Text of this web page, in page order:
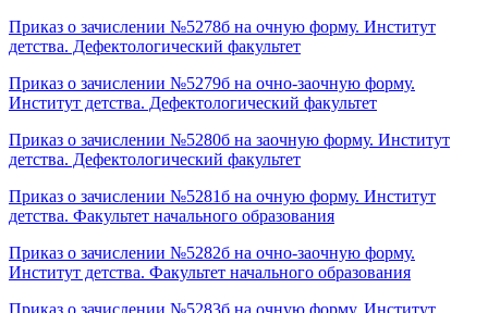
Приказ о зачислении №5278б на очную форму. Институт
детства. Дефектологический факультет
Приказ о зачислении №5279б на очно-заочную форму.
Институт детства. Дефектологический факультет
Приказ о зачислении №5280б на заочную форму. Институт
детства. Дефектологический факультет
Приказ о зачислении №5281б на очную форму. Институт
детства. Факультет начального образования
Приказ о зачислении №5282б на очно-заочную форму.
Институт детства. Факультет начального образования
Приказ о зачислении №5283б на очную форму. Институт